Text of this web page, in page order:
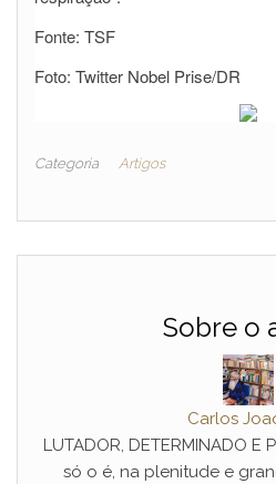
Fonte: TSF
Foto: Twitter Nobel Prise/DR
Categoria Artigos
Sobre o
Carlos
LUTADOR, DETERMINADO E
só o é, na plenitude e